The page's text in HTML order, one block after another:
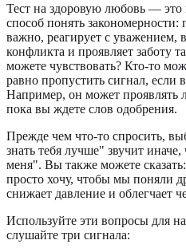
Тест на здоровую любовь —
способ понять
важно, реагирует с уважением,
конфликта и проявляет заботу
можете чувствовать? Кто-то
равно пропустить сигнал,
Например, он может проявлять
пока вы ждете слов одобрения.
Прежде чем что-то спросить,
знать тебя лучше" звучит
меня". Вы также можете
просто хочу, чтобы мы поняли
снижает давление и облегчает
Используйте эти вопросы для
слушайте три сигнала: